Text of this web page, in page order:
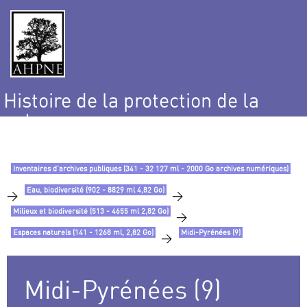
Histoire de la protection de la
nature
Inventaires d’archives publiques (341 - 32 127 ml - 2000 Go archives numériques)
> Eau, biodiversité (902 - 8829 ml 4,82 Go) >
Milieux et biodiversité (513 - 4655 ml 2,82 Go) >
Espaces naturels (141 - 1268 ml, 2,82 Go) > Midi-Pyrénées (9)
Midi-Pyrénées (9)